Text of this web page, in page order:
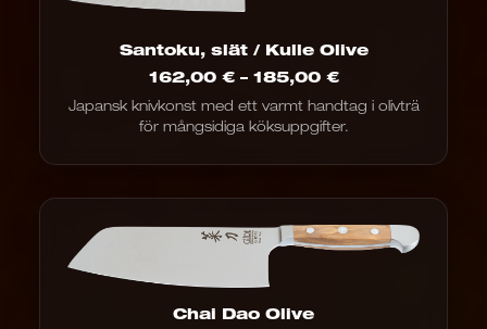
Santoku, slät / Kulle Olive
162,00 € – 185,00 €Prisintervall:
€
till
€
Japansk knivkonst med ett varmt handtag i olivträ
för mångsidiga köksuppgifter.
Chai Dao Olive